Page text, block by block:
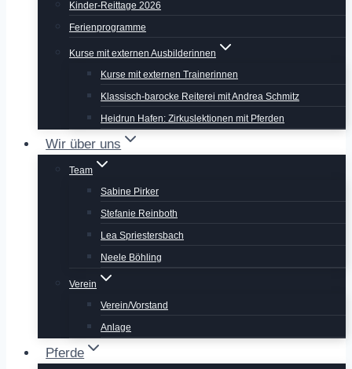
Kinder-Reittage 2026
Ferienprogramme
Kurse mit externen Ausbilderinnen
Kurse mit externen Trainerinnen
Klassisch-barocke Reiterei mit Andrea Schmitz
Heidrun Hafen: Zirkuslektionen mit Pferden
Wir über uns
Team
Sabine Pirker
Stefanie Reinboth
Lea Spriestersbach
Neele Böhling
Verein
Verein/Vorstand
Anlage
Pferde